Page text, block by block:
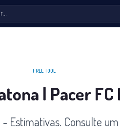
FREE TOOL
| Pacer
Estimativas. Consulte